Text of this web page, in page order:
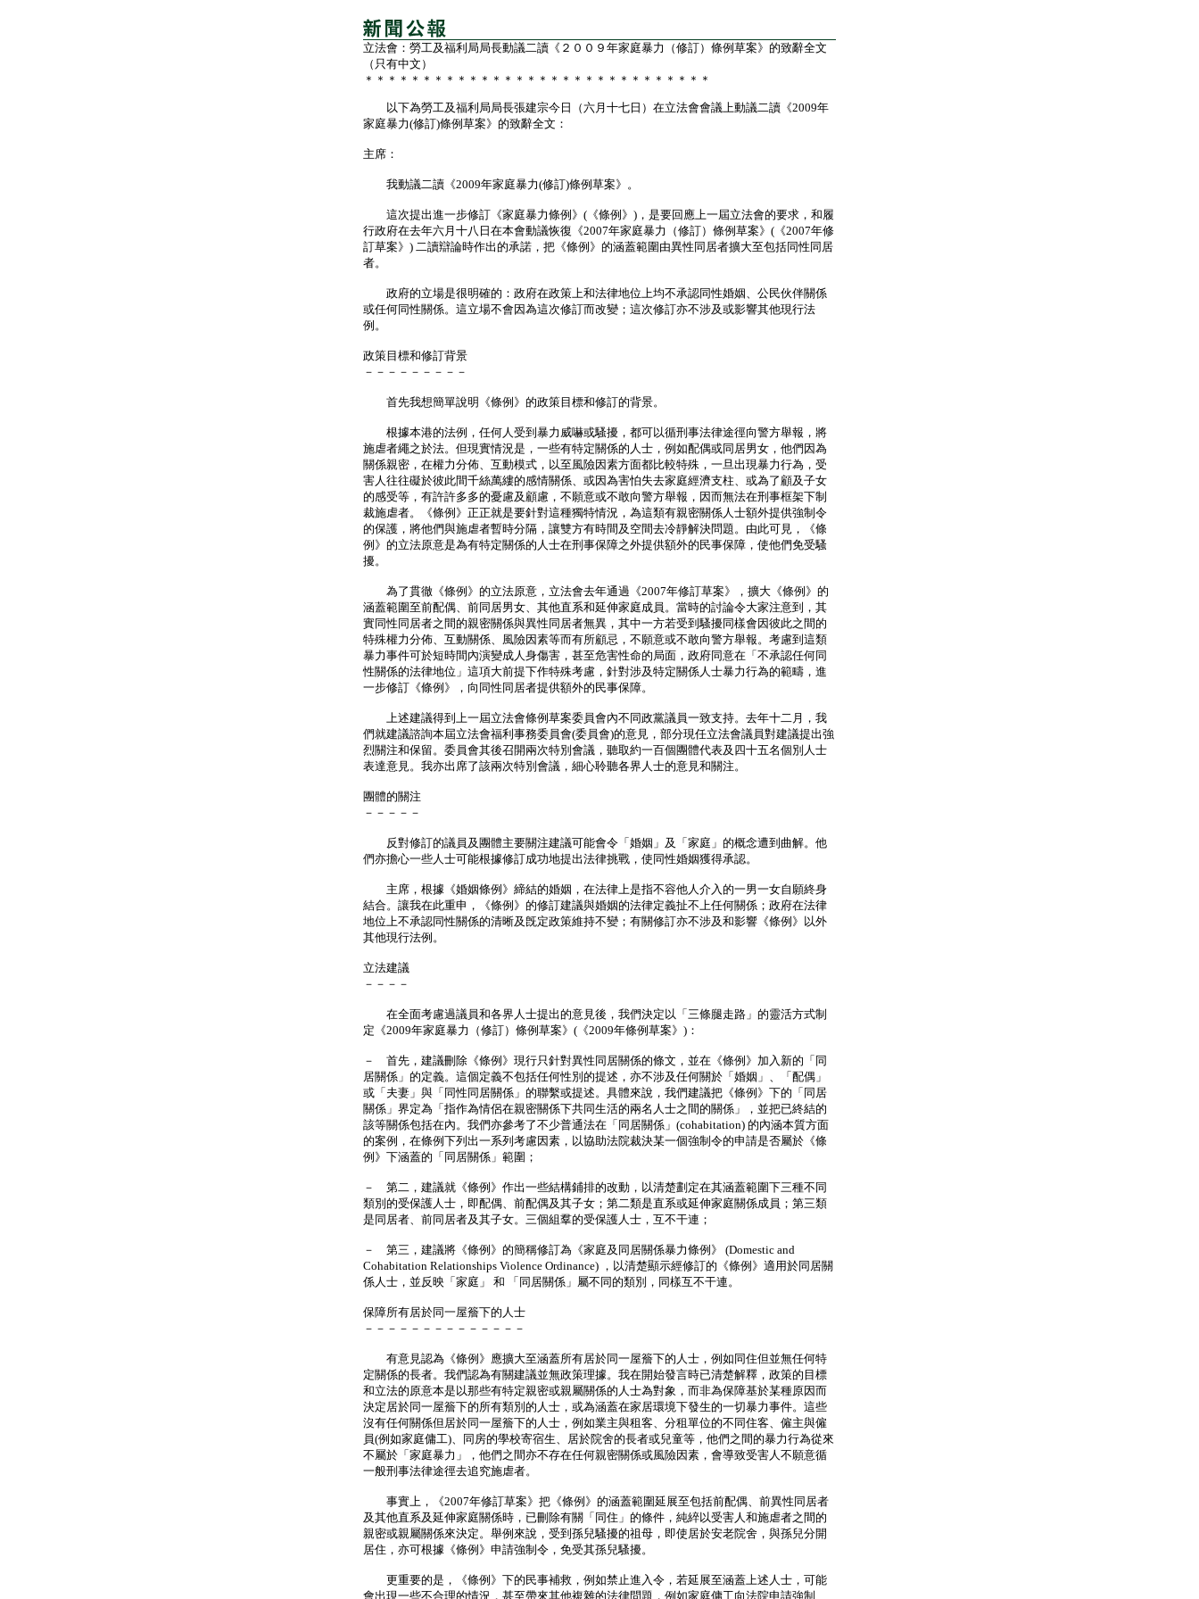
立法會：勞工及福利局局長動議二讀《２００９年家庭暴力（修訂）條例草案》的致辭全文
（只有中文）
＊＊＊＊＊＊＊＊＊＊＊＊＊＊＊＊＊＊＊＊＊＊＊＊＊＊＊＊＊＊
以下為勞工及福利局局長張建宗今日（六月十七日）在立法會會議上動議二讀《2009年
家庭暴力(修訂)條例草案》的致辭全文：
主席：
我動議二讀《2009年家庭暴力(修訂)條例草案》。
這次提出進一步修訂《家庭暴力條例》(《條例》)，是要回應上一屆立法會的要求，和履
行政府在去年六月十八日在本會動議恢復《2007年家庭暴力（修訂）條例草案》(《2007年修
訂草案》) 二讀辯論時作出的承諾，把《條例》的涵蓋範圍由異性同居者擴大至包括同性同居
者。
政府的立場是很明確的：政府在政策上和法律地位上均不承認同性婚姻、公民伙伴關係
或任何同性關係。這立場不會因為這次修訂而改變；這次修訂亦不涉及或影響其他現行法
例。
政策目標和修訂背景
－－－－－－－－－
首先我想簡單說明《條例》的政策目標和修訂的背景。
根據本港的法例，任何人受到暴力威嚇或騷擾，都可以循刑事法律途徑向警方舉報，將
施虐者繩之於法。但現實情況是，一些有特定關係的人士，例如配偶或同居男女，他們因為
關係親密，在權力分佈、互動模式，以至風險因素方面都比較特殊，一旦出現暴力行為，受
害人往往礙於彼此間千絲萬縷的感情關係、或因為害怕失去家庭經濟支柱、或為了顧及子女
的感受等，有許許多多的憂慮及顧慮，不願意或不敢向警方舉報，因而無法在刑事框架下制
裁施虐者。《條例》正正就是要針對這種獨特情況，為這類有親密關係人士額外提供強制令
的保護，將他們與施虐者暫時分隔，讓雙方有時間及空間去冷靜解決問題。由此可見，《條
例》的立法原意是為有特定關係的人士在刑事保障之外提供額外的民事保障，使他們免受騷
擾。
為了貫徹《條例》的立法原意，立法會去年通過《2007年修訂草案》，擴大《條例》的
涵蓋範圍至前配偶、前同居男女、其他直系和延伸家庭成員。當時的討論令大家注意到，其
實同性同居者之間的親密關係與異性同居者無異，其中一方若受到騷擾同樣會因彼此之間的
特殊權力分佈、互動關係、風險因素等而有所顧忌，不願意或不敢向警方舉報。考慮到這類
暴力事件可於短時間內演變成人身傷害，甚至危害性命的局面，政府同意在「不承認任何同
性關係的法律地位」這項大前提下作特殊考慮，針對涉及特定關係人士暴力行為的範疇，進
一步修訂《條例》，向同性同居者提供額外的民事保障。
上述建議得到上一屆立法會條例草案委員會內不同政黨議員一致支持。去年十二月，我
們就建議諮詢本屆立法會福利事務委員會(委員會)的意見，部分現任立法會議員對建議提出強
烈關注和保留。委員會其後召開兩次特別會議，聽取約一百個團體代表及四十五名個別人士
表達意見。我亦出席了該兩次特別會議，細心聆聽各界人士的意見和關注。
團體的關注
－－－－－
反對修訂的議員及團體主要關注建議可能會令「婚姻」及「家庭」的概念遭到曲解。他
們亦擔心一些人士可能根據修訂成功地提出法律挑戰，使同性婚姻獲得承認。
主席，根據《婚姻條例》締結的婚姻，在法律上是指不容他人介入的一男一女自願終身
結合。讓我在此重申，《條例》的修訂建議與婚姻的法律定義扯不上任何關係；政府在法律
地位上不承認同性關係的清晰及旣定政策維持不變；有關修訂亦不涉及和影響《條例》以外
其他現行法例。
立法建議
－－－－
在全面考慮過議員和各界人士提出的意見後，我們決定以「三條腿走路」的靈活方式制
定《2009年家庭暴力（修訂）條例草案》(《2009年條例草案》)：
－ 首先，建議刪除《條例》現行只針對異性同居關係的條文，並在《條例》加入新的「同
居關係」的定義。這個定義不包括任何性別的提述，亦不涉及任何關於「婚姻」、「配偶」
或「夫妻」與「同性同居關係」的聯繫或提述。具體來說，我們建議把《條例》下的「同居
關係」界定為「指作為情侶在親密關係下共同生活的兩名人士之間的關係」，並把已終結的
該等關係包括在內。我們亦參考了不少普通法在「同居關係」(cohabitation) 的內涵本質方面
的案例，在條例下列出一系列考慮因素，以協助法院裁決某一個強制令的申請是否屬於《條
例》下涵蓋的「同居關係」範圍；
－ 第二，建議就《條例》作出一些結構鋪排的改動，以清楚劃定在其涵蓋範圍下三種不同
類別的受保護人士，即配偶、前配偶及其子女；第二類是直系或延伸家庭關係成員；第三類
是同居者、前同居者及其子女。三個組羣的受保護人士，互不干連；
－ 第三，建議將《條例》的簡稱修訂為《家庭及同居關係暴力條例》 (Domestic and
Cohabitation Relationships Violence Ordinance) ，以清楚顯示經修訂的《條例》適用於同居關
係人士，並反映「家庭」 和 「同居關係」屬不同的類別，同樣互不干連。
保障所有居於同一屋簷下的人士
－－－－－－－－－－－－－－
有意見認為《條例》應擴大至涵蓋所有居於同一屋簷下的人士，例如同住但並無任何特
定關係的長者。我們認為有關建議並無政策理據。我在開始發言時已清楚解釋，政策的目標
和立法的原意本是以那些有特定親密或親屬關係的人士為對象，而非為保障基於某種原因而
決定居於同一屋簷下的所有類別的人士，或為涵蓋在家居環境下發生的一切暴力事件。這些
沒有任何關係但居於同一屋簷下的人士，例如業主與租客、分租單位的不同住客、僱主與僱
員(例如家庭傭工)、同房的學校寄宿生、居於院舍的長者或兒童等，他們之間的暴力行為從來
不屬於「家庭暴力」，他們之間亦不存在任何親密關係或風險因素，會導致受害人不願意循
一般刑事法律途徑去追究施虐者。
事實上，《2007年修訂草案》把《條例》的涵蓋範圍延展至包括前配偶、前異性同居者
及其他直系及延伸家庭關係時，已刪除有關「同住」的條件，純綷以受害人和施虐者之間的
親密或親屬關係來決定。舉例來說，受到孫兒騷擾的祖母，即使居於安老院舍，與孫兒分開
居住，亦可根據《條例》申請強制令，免受其孫兒騷擾。
更重要的是，《條例》下的民事補救，例如禁止進入令，若延展至涵蓋上述人士，可能
會出現一些不合理的情況，甚至帶來其他複雜的法律問題，例如家庭傭工向法院申請強制